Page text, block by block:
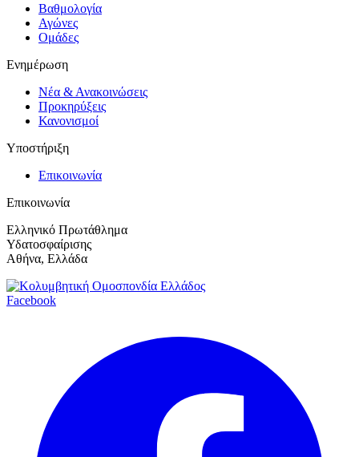
Βαθμολογία
Αγώνες
Ομάδες
Ενημέρωση
Νέα & Ανακοινώσεις
Προκηρύξεις
Κανονισμοί
Υποστήριξη
Επικοινωνία
Επικοινωνία
Ελληνικό Πρωτάθλημα
Υδατοσφαίρισης
Αθήνα, Ελλάδα
Facebook